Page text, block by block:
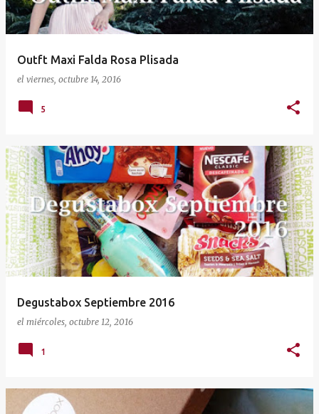
Outft Maxi Falda Rosa Plisada
el viernes, octubre 14, 2016
5
Degustabox Septiembre 2016
el miércoles, octubre 12, 2016
1